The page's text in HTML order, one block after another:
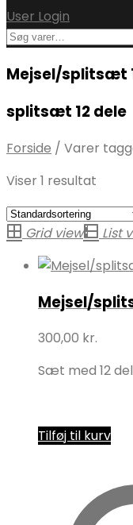
User Login
Søg
Mejsel/splitsæt
splitsæt 12 dele
Forside / Varer
Viser 1 resultat
Grid view List
Mejsel/
300,00 kr.
Sæt med 12
Tilføj til kurv